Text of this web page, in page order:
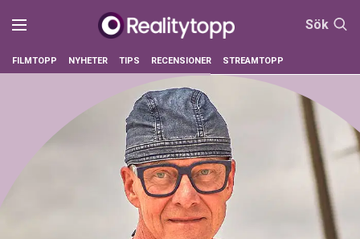
Sök
FILMTOPP NYHETER TIPS RECENSIONER STREAMTOPP